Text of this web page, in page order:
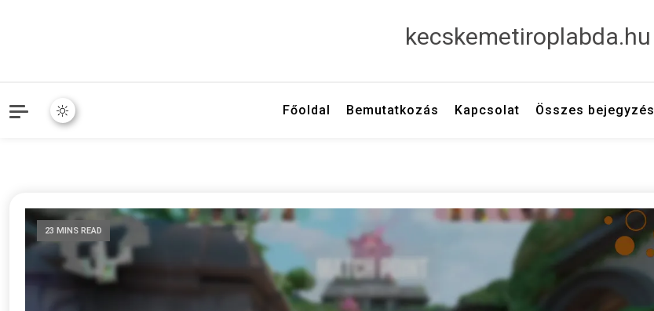
kecskemetiroplabda.hu
Főoldal Bemutatkozás Kapcsolat Összes bejegyzés
23 MINS READ